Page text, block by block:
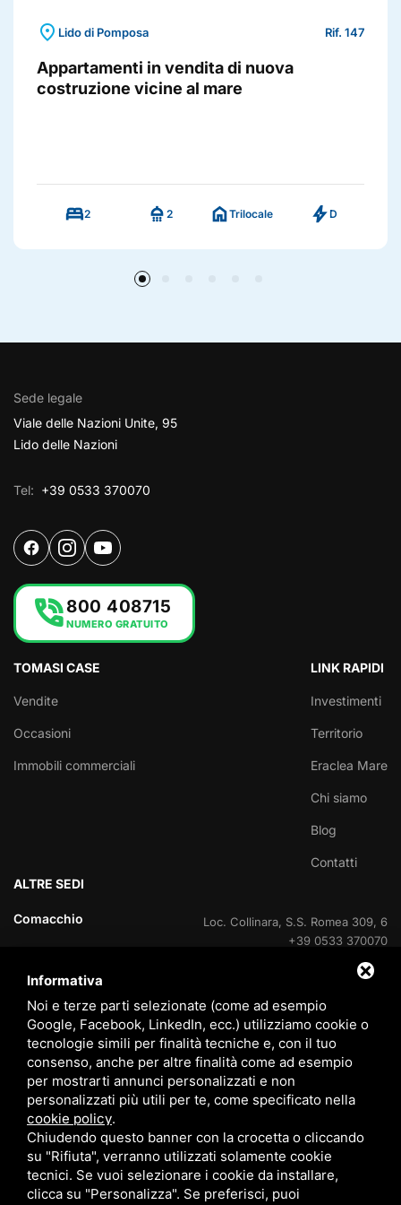
Informativa
Noi e terze parti selezionate (come ad esempio
Google, Facebook, LinkedIn, ecc.) utilizziamo cookie o
tecnologie simili per finalità tecniche e, con il tuo
consenso, anche per altre finalità come ad esempio
per mostrarti annunci personalizzati e non
personalizzati più utili per te, come specificato nella
cookie policy.
Chiudendo questo banner con la crocetta o cliccando
su "Rifiuta", verranno utilizzati solamente cookie
tecnici. Se vuoi selezionare i cookie da installare,
clicca su "Personalizza". Se preferisci, puoi
location_on Lido di Pomposa Rif. 147
Appartamenti in vendita di nuova
costruzione vicine al mare
bed2 shower 2 homeTrilocale boltD
Sede legale
Viale delle Nazioni Unite, 95
Lido delle Nazioni
Tel: +39 0533 370070
phone_in_talk800 408715
NUMERO GRATUITO
TOMASI CASE
Vendite
Occasioni
Immobili commerciali
LINK RAPIDI
Investimenti
Territorio
Eraclea Mare
Chi siamo
Blog
Contatti
ALTRE SEDI
Comacchio
Loc. Collinara, S.S. Romea 309, 6
+39 0533 370070
Lido delle Nazioni
Viale delle Nazioni Unite, 95
+39 0533 370070
Lido delle Nazioni
Ufficio di cantiere V.Le Portogallo
+39 0533 37007
Lido degli Estensi
Viale Giacomo Leopardi, 60
Eraclea Mare
Via delle Rose, 4
+39 0533 370070